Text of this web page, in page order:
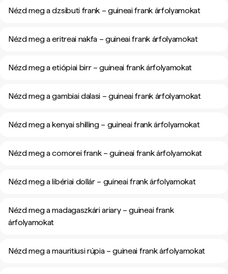
Nézd meg a dzsibuti frank – guineai frank árfolyamokat
Nézd meg a eritreai nakfa – guineai frank árfolyamokat
Nézd meg a etiópiai birr – guineai frank árfolyamokat
Nézd meg a gambiai dalasi – guineai frank árfolyamokat
Nézd meg a kenyai shilling – guineai frank árfolyamokat
Nézd meg a comorei frank – guineai frank árfolyamokat
Nézd meg a libériai dollár – guineai frank árfolyamokat
Nézd meg a madagaszkári ariary – guineai frank
árfolyamokat
Nézd meg a mauritiusi rúpia – guineai frank árfolyamokat